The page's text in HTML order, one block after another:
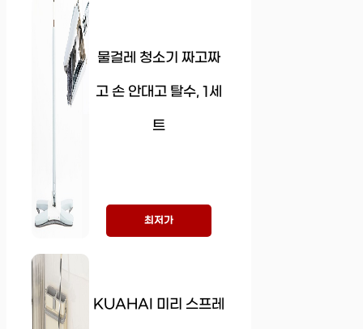
물걸레 청소기 짜고짜
고 손 안대고 탈수, 1세
트
최저가
KUAHAI 미리 스프레